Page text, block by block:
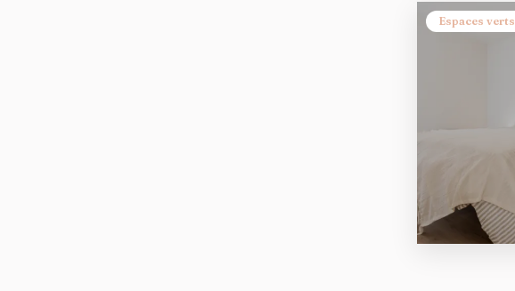
Espaces verts